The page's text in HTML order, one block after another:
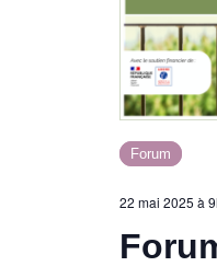
22 mai 2025 à
Forum